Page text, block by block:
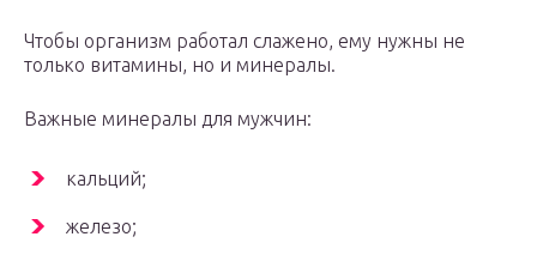
Чтобы организм работал слажено, ему нужны не
только витамины, но и минералы.
Важные минералы для мужчин:
кальций;
железо;